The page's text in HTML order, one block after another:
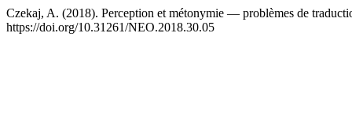
Czekaj, A. (2018). Perception et métonymie — problèmes de
https://doi.org/10.31261/NEO.2018.30.05